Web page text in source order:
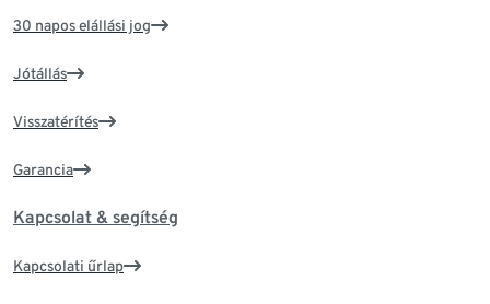
30 napos elállási jog
Jótállás
Visszatérítés
Garancia
Kapcsolat & segítség
Kapcsolati űrlap